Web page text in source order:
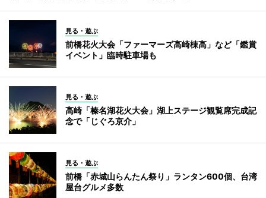
見る・遊ぶ
前橋花火大会「ファーマーズ高崎棟高」など「鑑賞
イベント」臨時駐車場も
見る・遊ぶ
高崎「榛名湖花火大会」湖上ステージ観覧席完成記
念で「じぐろ京介」
見る・遊ぶ
前橋「赤城山らんたん祭り」ランタン600個、台湾
屋台グルメ多数